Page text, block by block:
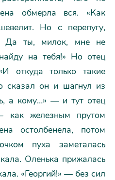
обмерла вся. «Как
Но с перепугу,
Да ты, милок, мне не
на тебя!» Но отец
откуда только такие
сказал он и шагнул из
а кому…» — и тут отец
как железным прутом
остолбенела, потом
пуха заметалась
Оленька прижалась
«Георгий!» — без сил